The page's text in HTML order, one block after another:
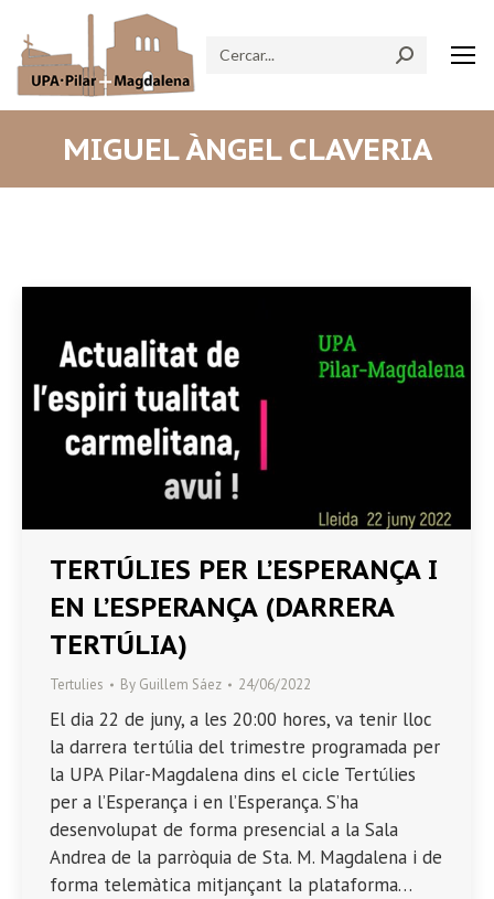
Search:
MIGUEL ÀNGEL CLAVERIA
TERTÚLIES PER L’ESPERANÇA I
EN L’ESPERANÇA (DARRERA
TERTÚLIA)
Tertulies By Guillem Sáez 24/06/2022
El dia 22 de juny, a les 20:00 hores, va tenir lloc
la darrera tertúlia del trimestre programada per
la UPA Pilar-Magdalena dins el cicle Tertúlies
per a l’Esperança i en l’Esperança. S’ha
desenvolupat de forma presencial a la Sala
Andrea de la parròquia de Sta. M. Magdalena i de
forma telemàtica mitjançant la plataforma…